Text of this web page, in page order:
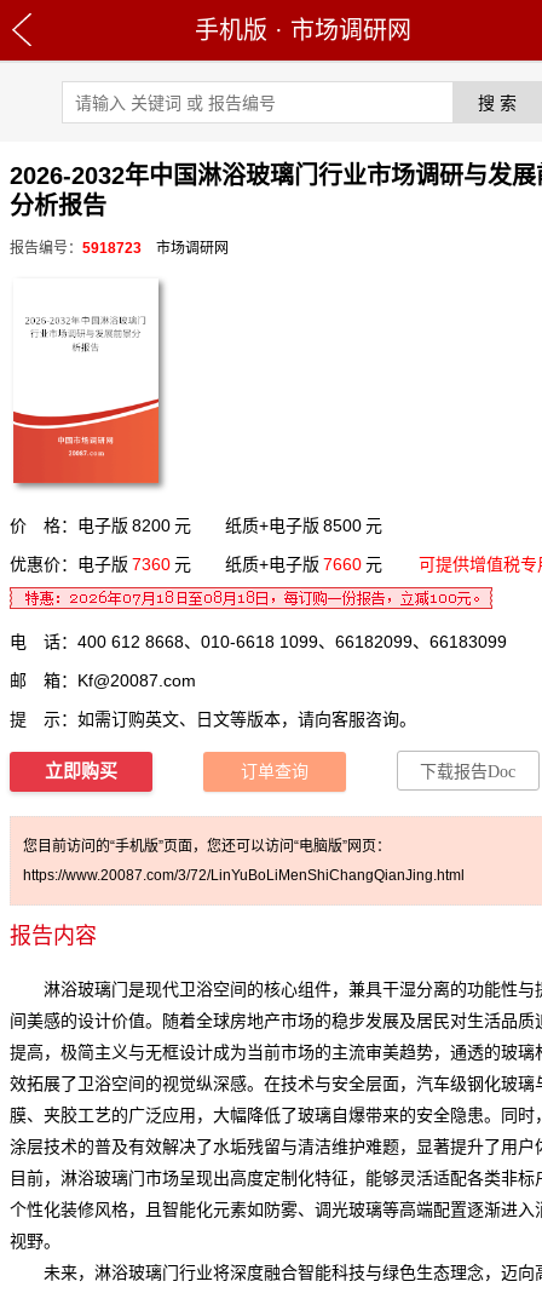
手机版 · 市场调研网
2026-2032年中国淋浴玻璃门行业市场调研与发展
分析报告
报告编号： 5918723 市场调研网
价 格：电子版 8200 元 纸质+电子版 8500 元
优惠价：电子版 7360 元 纸质+电子版 7660 元 可提供增值税专
电 话：400 612 8668、010-6618 1099、66182099、66183099
邮 箱： Kf@20087.com
提 示：如需订购英文、日文等版本，请向客服咨询。
立即购买 订单查询 下载报告Doc
您目前访问的“手机版”页面，您还可以访问“电脑版”网页：
https://www.20087.com/3/72/LinYuBoLiMenShiChangQianJing.html
报告内容
淋浴玻璃门是现代卫浴空间的核心组件，兼具干湿分离的功能性与
间美感的设计价值。随着全球房地产市场的稳步发展及居民对生活品质
提高，极简主义与无框设计成为当前市场的主流审美趋势，通透的玻璃
效拓展了卫浴空间的视觉纵深感。在技术与安全层面，汽车级钢化玻璃
膜、夹胶工艺的广泛应用，大幅降低了玻璃自爆带来的安全隐患。同时
涂层技术的普及有效解决了水垢残留与清洁维护难题，显著提升了用户
目前，淋浴玻璃门市场呈现出高度定制化特征，能够灵活适配各类非标
个性化装修风格，且智能化元素如防雾、调光玻璃等高端配置逐渐进入
视野。
未来，淋浴玻璃门行业将深度融合智能科技与绿色生态理念，迈向